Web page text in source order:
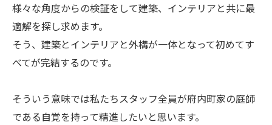
様々な角度からの検証をして建築、インテリアと共に最
適解を探し求めます。
そう、建築とインテリアと外構が一体となって初めてす
べてが完結するのです。
そういう意味では私たちスタッフ全員が府内町家の庭師
である自覚を持って精進したいと思います。